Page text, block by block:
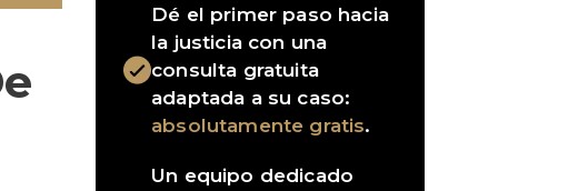
Dé el primer paso hacia
la justicia con una
consulta gratuita
adaptada a su caso:
absolutamente gratis.
Un equipo dedicado